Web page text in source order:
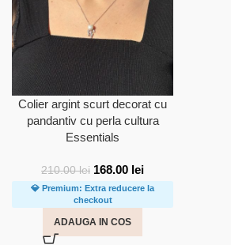
Colier argint scurt decorat cu
pandantiv cu perla cultura
Essentials
210.00lei 168.00 lei
💎 Premium: Extra reducere la
checkout
ADAUGA IN COS